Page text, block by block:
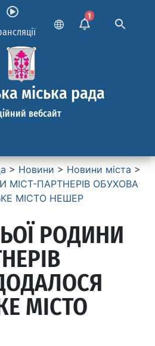
1
міська рада
вебсайт
> Новини > Новини міста >
МІСТ-ПАРТНЕРІВ ОБУХОВА
МІСТО НЕШЕР
РОДИНИ
МІСТО